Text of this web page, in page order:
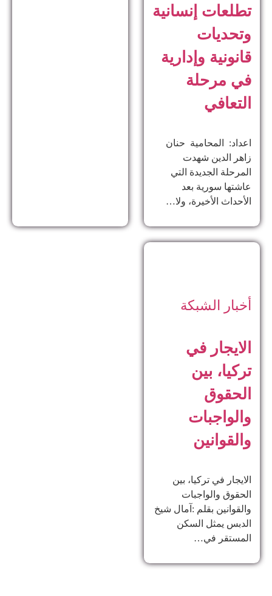
تطلعات إنسانية
وتحديات
قانونية وإدارية
في مرحلة
التعافي
اعداد: المحامية حنان
زاهر الدين ​شهدت
المرحلة الجديدة التي
عاشتها سورية بعد
الأحداث الأخيرة، ولا…
أخبار الشبكة
الايجار في
تركيا، بين
الحقوق
والواجبات
والقوانين
الايجار في تركيا، بين
الحقوق والواجبات
والقوانين بقلم :آمال شيخ
الدبس يمثل السكن
المستقر في…